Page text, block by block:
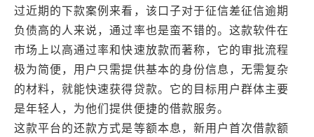
过近期的下款案例来看，该口子对于征信差征信逾期
负债高的人来说，通过率也是蛮不错的。这款软件在
市场上以高通过率和快速放款而著称，它的审批流程
极为简便，用户只需提供基本的身份信息，无需复杂
的材料，就能快速获得贷款。它的目标用户群体主要
是年轻人，为他们提供便捷的借款服务。
这款平台的还款方式是等额本息，新用户首次借款额